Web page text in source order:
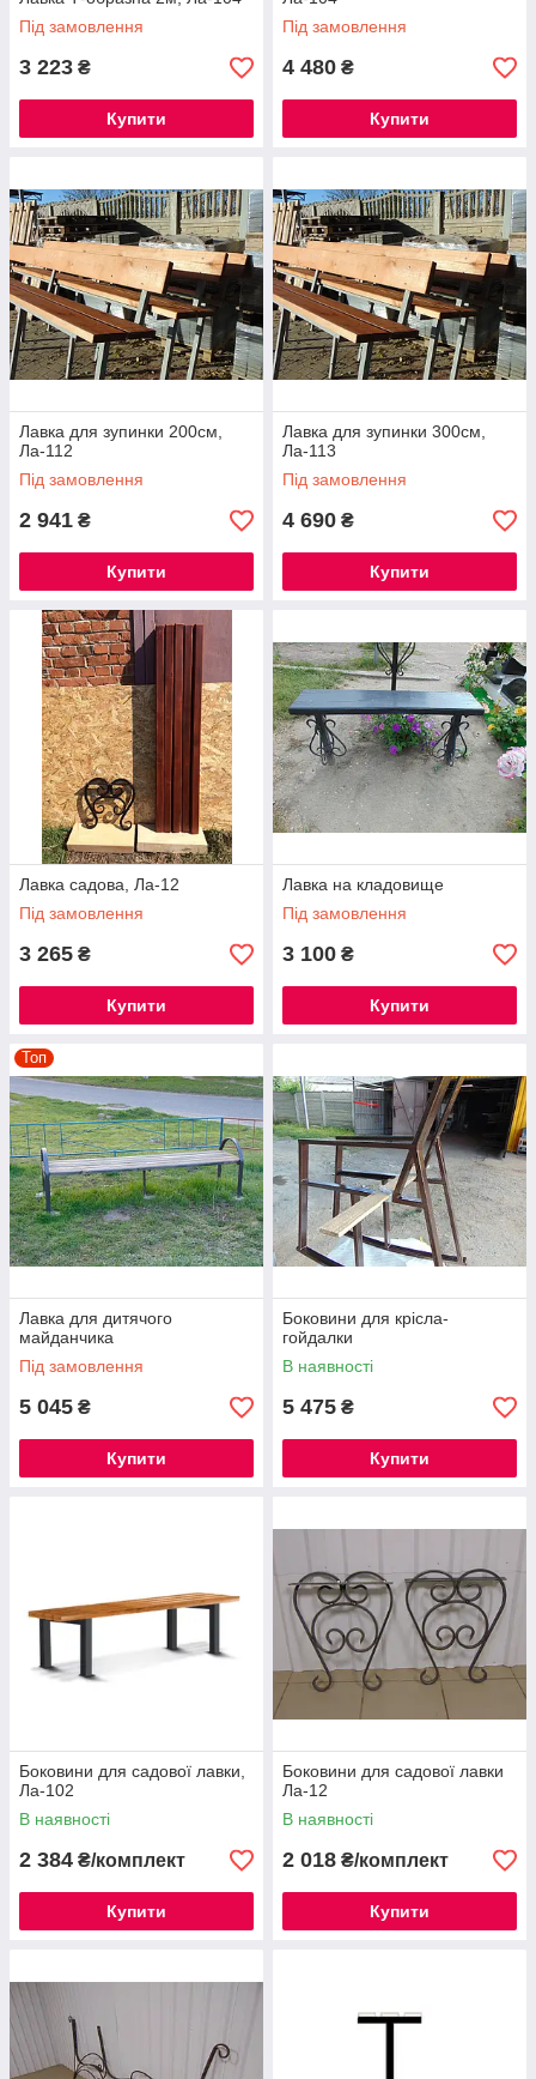
Під замовлення
3 223 ₴
Купити
Під замовлення
4 480 ₴
Купити
Лавка для зупинки 200см,
Ла-112
Під замовлення
2 941 ₴
Купити
Лавка для зупинки 300см,
Ла-113
Під замовлення
4 690 ₴
Купити
Лавка садова, Ла-12
Під замовлення
3 265 ₴
Купити
Лавка на кладовище
Під замовлення
3 100 ₴
Купити
Топ
Лавка для дитячого
майданчика
Під замовлення
5 045 ₴
Купити
Боковини для крісла-
гойдалки
В наявності
5 475 ₴
Купити
Боковини для садової лавки,
Ла-102
В наявності
2 384 ₴/комплект
Купити
Боковини для садової лавки
Ла-12
В наявності
2 018 ₴/комплект
Купити